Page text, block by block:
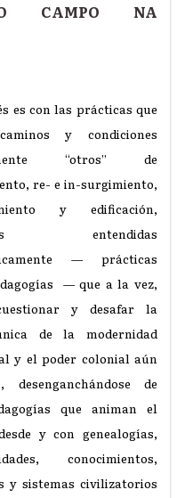
CAMPO NA
es con las prácticas que
y condiciones
“otros” de
re- e in-surgimiento,
y edificación,
entendidas
— prácticas
— que a la vez,
y desafar la
de la modernidad
y el poder colonial aún
desenganchándose de
que animan el
y con genealogías,
conocimientos,
y sistemas civilizatorios